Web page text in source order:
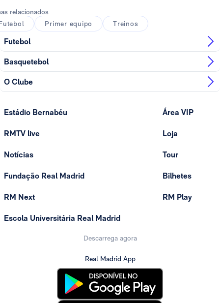
relacionados
Primer equipo Treinos
Futebol
Basquetebol
O Clube
Estádio Bernabéu
RMTV live
Notícias
Fundação Real Madrid
RM Next
Escola Universitária Real Madrid
Área VIP
Loja
Tour
Bilhetes
RM Play
Descarrega agora
Real Madrid App